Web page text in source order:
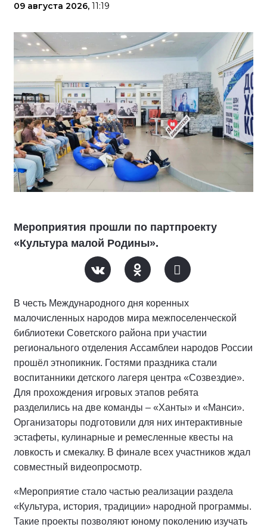
09 августа 2026, 11:19
Мероприятия прошли по партпроекту
«Культура малой Родины».
В честь Международного дня коренных
малочисленных народов мира межпоселенческой
библиотеки Советского района при участии
регионального отделения Ассамблеи народов России
прошёл этнопикник. Гостями праздника стали
воспитанники детского лагеря центра «Созвездие».
Для прохождения игровых этапов ребята
разделились на две команды – «Ханты» и «Манси».
Организаторы подготовили для них интерактивные
эстафеты, кулинарные и ремесленные квесты на
ловкость и смекалку. В финале всех участников ждал
совместный видеопросмотр.
«Мероприятие стало частью реализации раздела
«Культура, история, традиции» народной программы.
Такие проекты позволяют юному поколению изучать